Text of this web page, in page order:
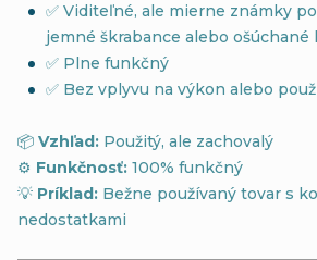
✅ Viditeľné, ale mierne známky
jemné škrabance alebo ošúchané
✅ Plne funkčný
✅ Bez vplyvu na výkon alebo
📦 Vzhľad: Použitý, ale zachovalý
⚙️ Funkčnosť: 100% funkčný
💡 Príklad: Bežne používaný tovar s
nedostatkami